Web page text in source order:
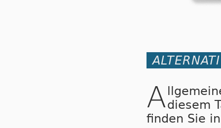
Adiesem
finden Sie